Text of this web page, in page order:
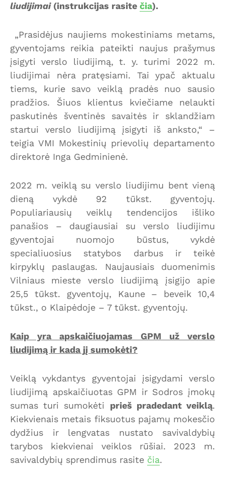
liudijimai (instrukcijas rasite čia).
„Prasidėjus naujiems mokestiniams metams,
gyventojams reikia pateikti naujus prašymus
įsigyti verslo liudijimą, t. y. turimi 2022 m.
liudijimai nėra pratęsiami. Tai ypač aktualu
tiems, kurie savo veiklą pradės nuo sausio
pradžios. Šiuos klientus kviečiame nelaukti
paskutinės šventinės savaitės ir sklandžiam
startui verslo liudijimą įsigyti iš anksto,“ –
teigia VMI Mokestinių prievolių departamento
direktorė Inga Gedminienė.
2022 m. veiklą su verslo liudijimu bent vieną
dieną vykdė 92 tūkst. gyventojų.
Populiariausių veiklų tendencijos išliko
panašios – daugiausiai su verslo liudijimu
gyventojai nuomojo būstus, vykdė
specialiuosius statybos darbus ir teikė
kirpyklų paslaugas. Naujausiais duomenimis
Vilniaus mieste verslo liudijimą įsigijo apie
25,5 tūkst. gyventojų, Kaune – beveik 10,4
tūkst., o Klaipėdoje – 7 tūkst. gyventojų.
Kaip yra apskaičiuojamas GPM už verslo
liudijimą ir kada jį sumokėti?
Veiklą vykdantys gyventojai įsigydami verslo
liudijimą apskaičiuotas GPM ir Sodros įmokų
sumas turi sumokėti prieš pradedant veiklą.
Kiekvienais metais fiksuotus pajamų mokesčio
dydžius ir lengvatas nustato savivaldybių
tarybos kiekvienai veiklos rūšiai. 2023 m.
savivaldybių sprendimus rasite čia.